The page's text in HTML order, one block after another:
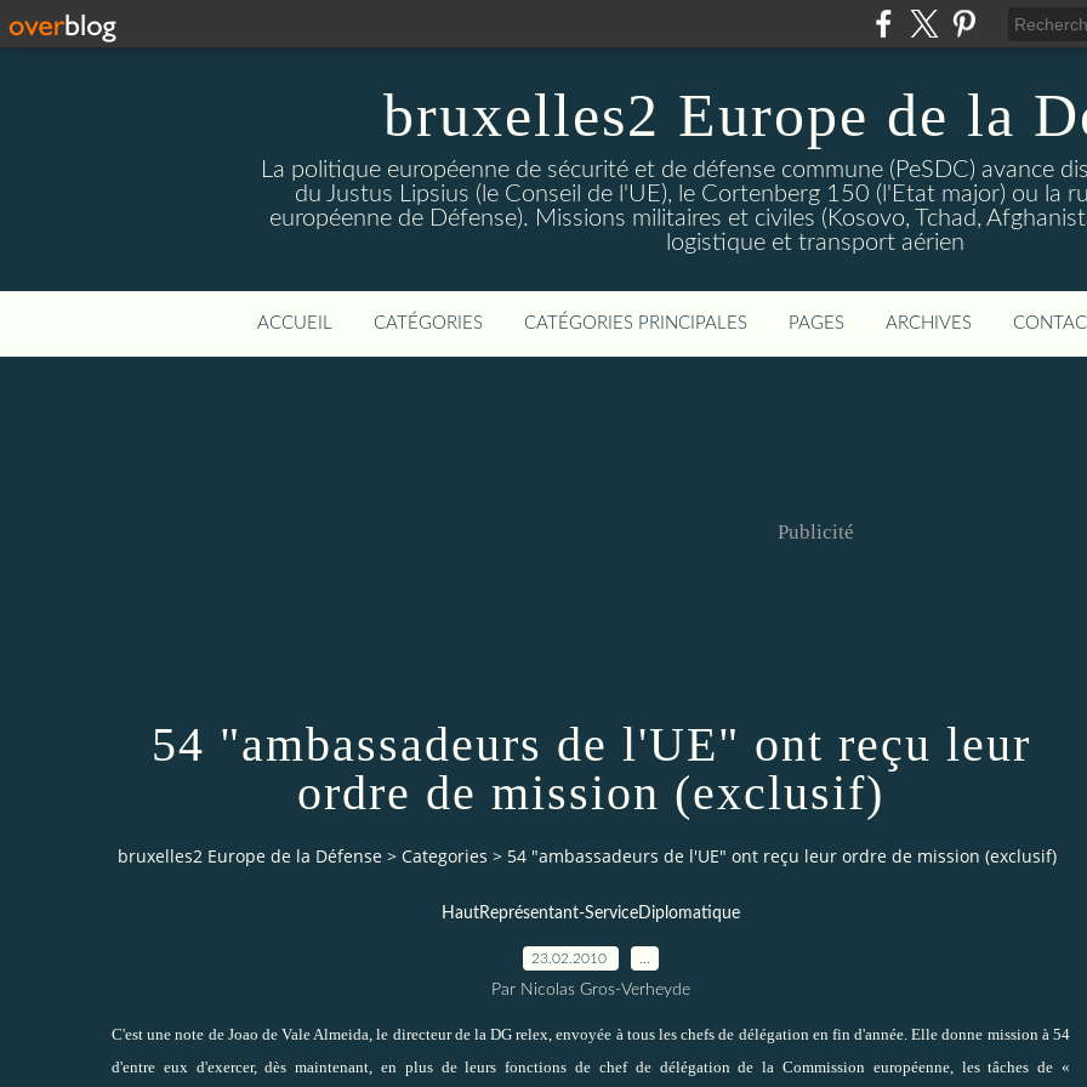
bruxelles2 Europe de la
La politique européenne de sécurité et de défense commune (PeSDC) avance
du Justus Lipsius (le Conseil de l'UE), le Cortenberg 150 (l'Etat major) ou la
européenne de Défense). Missions militaires et civiles (Kosovo, Tchad,
logistique et transport aérien
ACCUEIL CATÉGORIES CATÉGORIES PRINCIPALES PAGES ARCHIVES
Publicité
54 "ambassadeurs de l'UE" ont reçu leur
ordre de mission (exclusif)
bruxelles2 Europe de la Défense > Categories > 54 "ambassadeurs de l'UE" ont reçu leur ordre de mission (exclusif)
HautReprésentant-ServiceDiplomatique
23.02.2010
Par Nicolas Gros-Verheyde
C'est une note de Joao de Vale Almeida, le directeur de la DG relex, envoyée à tous les chefs de délégation en fin d'année. Elle donne mission à 54
d'entre eux d'exercer, dès maintenant, en plus de leurs fonctions de chef de délégation de la Commission européenne, les tâches de «